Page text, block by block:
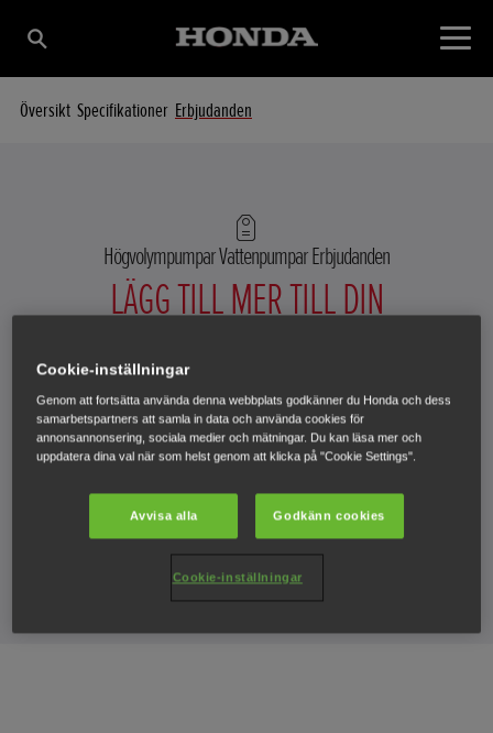
Översikt Specifikationer Erbjudanden
Högvolympumpar VattenpumparErbjudanden
LÄGG TILL MER TILL DIN
ARBETSSTYRKA
Tyvärr. Det verkar som om det just nu inte finns några
Cookie-inställningar
Genom att fortsätta använda denna webbplats godkänner du Honda och dess
samarbetspartners att samla in data och använda cookies för
annonsannonsering, sociala medier och mätningar. Du kan läsa mer och
uppdatera dina val när som helst genom att klicka på "Cookie Settings".
Avvisa alla Godkänn cookies
Cookie-inställningar